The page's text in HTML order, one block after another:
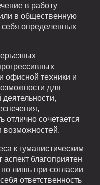
в работу
в общественную
себя определенных
офисной техники и
для
отлично сочетается
возможностей.
к гуманистическим
аспект благоприятен
лишь при согласии
ответственность